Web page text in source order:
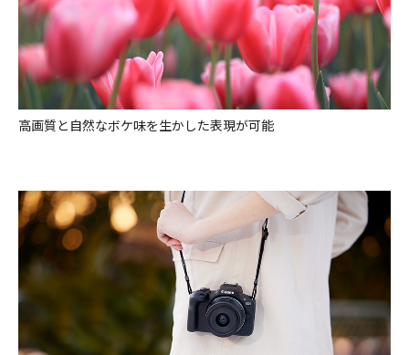
高画質と自然なボケ味を生かした表現が可能